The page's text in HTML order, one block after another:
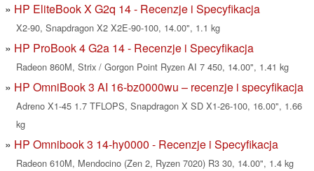
HP EliteBook X G2q 14 - Recenzje i Specyfikacja
X2-90, Snapdragon X2 X2E-90-100, 14.00", 1.1 kg
HP ProBook 4 G2a 14 - Recenzje i Specyfikacja
Radeon 860M, Strix / Gorgon Point Ryzen AI 7 450, 14.00", 1.41 kg
HP OmniBook 3 AI 16-bz0000wu – recenzje i specyfikacja
Adreno X1-45 1.7 TFLOPS, Snapdragon X SD X1-26-100, 16.00", 1.66
kg
HP Omnibook 3 14-hy0000 - Recenzje i Specyfikacja
Radeon 610M, Mendocino (Zen 2, Ryzen 7020) R3 30, 14.00", 1.4 kg